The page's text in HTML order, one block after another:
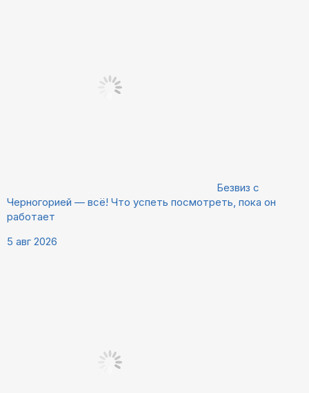
Безвиз с
Черногорией — всё! Что успеть посмотреть, пока он
работает
5 авг 2026